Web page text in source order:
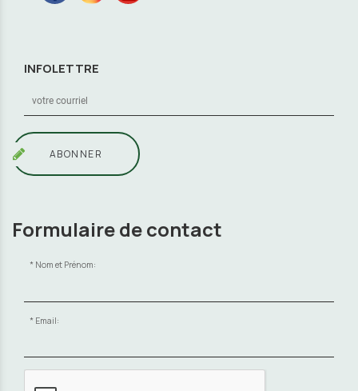
INFOLETTRE
ABONNER
Formulaire de contact
Nom et Prénom:
Email: